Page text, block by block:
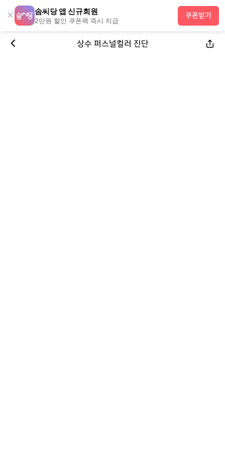
× 솜씨당 앱 신규회원
2만원 할인 쿠폰팩 즉시 지급
쿠폰받기
상수 퍼스널컬러 진단